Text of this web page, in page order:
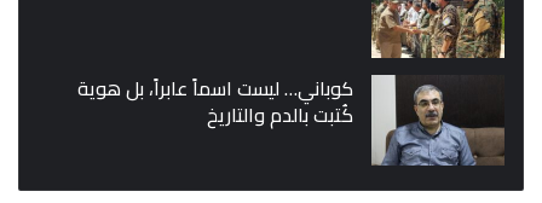
كوباني… ليست اسماً عابراً، بل هوية
كُتبت بالدم والتاريخ